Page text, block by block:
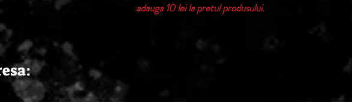
adauga 10 lei la pretul produsului.